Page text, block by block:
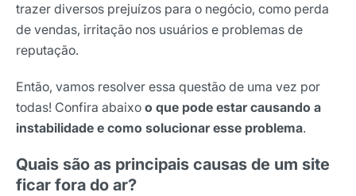
trazer diversos prejuízos para o negócio, como perda
de vendas, irritação nos usuários e problemas de
reputação.
Então, vamos resolver essa questão de uma vez por
todas! Confira abaixo o que pode estar causando a
instabilidade e como solucionar esse problema.
Quais são as principais causas de um site
ficar fora do ar?